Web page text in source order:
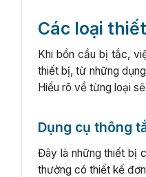
Các loại
Khi bồn cầu bị tắc,
thiết bị, từ những
Hiểu rõ về từng loại
Dụng cụ thông
Đây là những thiết bị
thường có thiết kế